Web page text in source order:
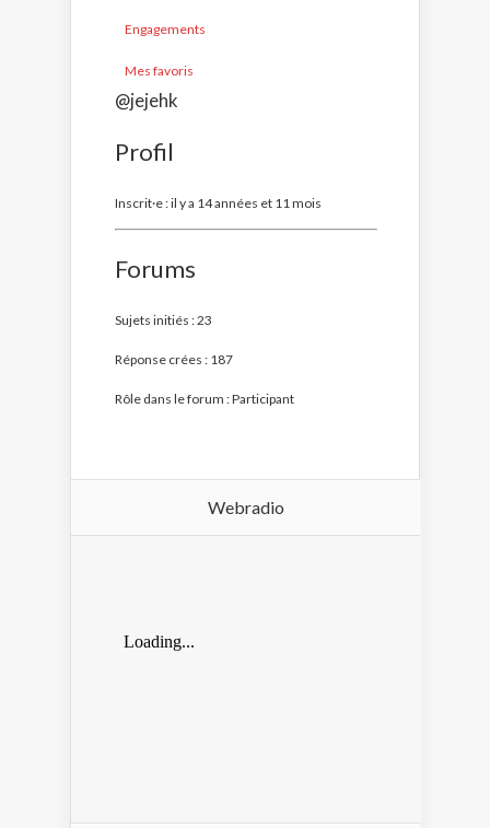
Engagements
Mes favoris
@jejehk
Profil
Inscrit·e : il y a 14 années et 11 mois
Forums
Sujets initiés : 23
Réponse crées : 187
Rôle dans le forum : Participant
Webradio